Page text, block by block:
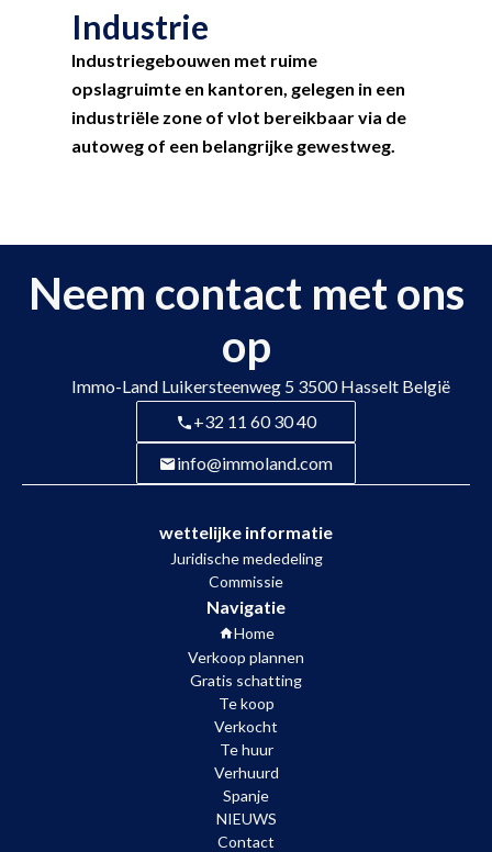
Industrie
Industriegebouwen met ruime
opslagruimte en kantoren, gelegen in een
industriële zone of vlot bereikbaar via de
autoweg of een belangrijke gewestweg.
Neem contact met ons
op
Immo-LandLuikersteenweg 5 3500Hasselt België
+32 11 60 30 40
info@immoland.com
wettelijke informatie
Juridische mededeling
Commissie
Navigatie
Home
Verkoop plannen
Gratis schatting
Te koop
Verkocht
Te huur
Verhuurd
Spanje
NIEUWS
Contact